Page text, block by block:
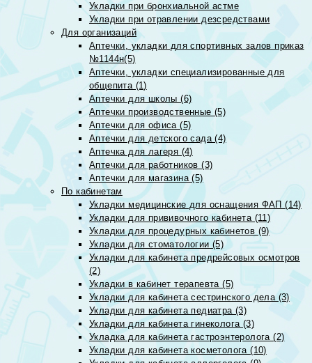
Укладки при бронхиальной астме
Укладки при отравлении дезсредствами
Для организаций
Аптечки, укладки для спортивных залов приказ
№1144н(5)
Аптечки, укладки специализированные для
общепита (1)
Аптечки для школы (6)
Аптечки производственные (5)
Аптечки для офиса (5)
Аптечки для детского сада (4)
Аптечка для лагеря (4)
Аптечки для работников (3)
Аптечки для магазина (5)
По кабинетам
Укладки медицинские для оснащения ФАП (14)
Укладки для прививочного кабинета (11)
Укладки для процедурных кабинетов (9)
Укладки для стоматологии (5)
Укладки для кабинета предрейсовых осмотров
(2)
Укладки в кабинет терапевта (5)
Укладки для кабинета сестринского дела (3)
Укладки для кабинета педиатра (3)
Укладки для кабинета гинеколога (3)
Укладка для кабинета гастроэнтеролога (2)
Укладки для кабинета косметолога (10)